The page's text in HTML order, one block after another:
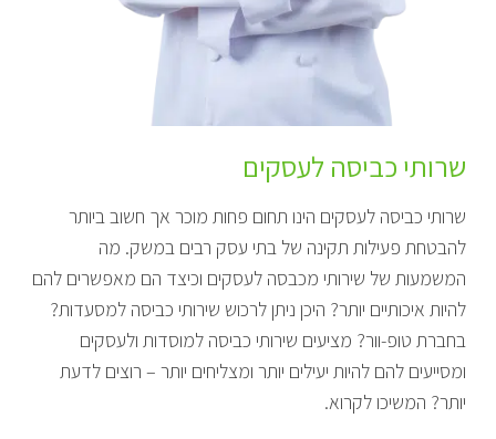
שרותי כביסה לעסקים
שרותי כביסה לעסקים הינו תחום פחות מוכר אך חשוב ביותר
להבטחת פעילות תקינה של בתי עסק רבים במשק. מה
המשמעות של שירותי מכבסה לעסקים וכיצד הם מאפשרים להם
להיות איכותיים יותר? היכן ניתן לרכוש שירותי כביסה למסעדות?
בחברת טופ-וור? מציעים שירותי כביסה למוסדות ולעסקים
ומסייעים להם להיות יעילים יותר ומצליחים יותר – רוצים לדעת
יותר? המשיכו לקרוא.